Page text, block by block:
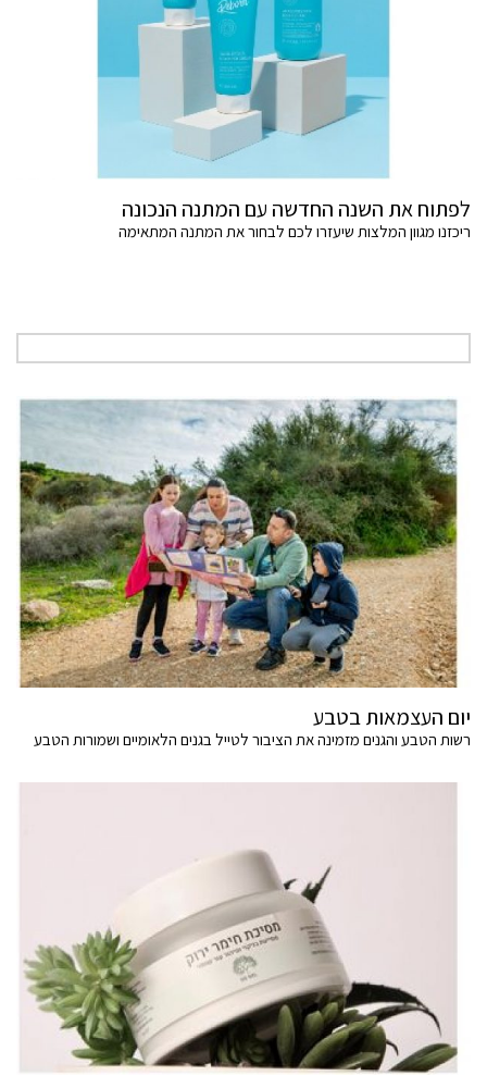
לפתוח את השנה החדשה עם המתנה הנכונה
ריכזנו מגוון המלצות שיעזרו לכם לבחור את המתנה המתאימה
יום העצמאות בטבע
רשות הטבע והגנים מזמינה את הציבור לטייל בגנים הלאומיים ושמורות הטבע